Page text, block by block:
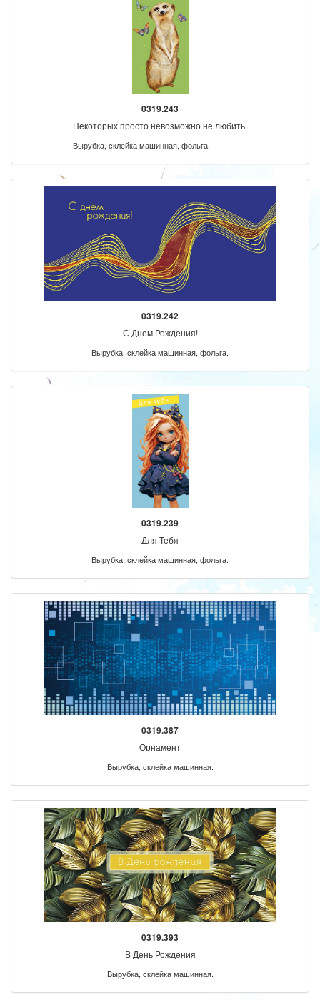
0319.243
Некоторых просто невозможно не любить.
Вырубка, склейка машинная, фольга.
0319.242
С Днем Рождения!
Вырубка, склейка машинная, фольга.
0319.239
Для Тебя
Вырубка, склейка машинная, фольга.
0319.387
Орнамент
Вырубка, склейка машинная.
0319.393
В День Рождения
Вырубка, склейка машинная.